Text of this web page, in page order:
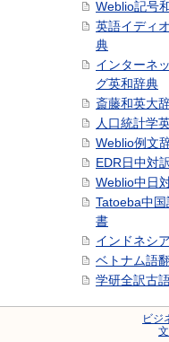
Weblio記号
英語イディ
典
インターネ
グ英和辞典
斎藤和英大
人口統計学
Weblio例文
EDR日中対
Weblio中日
Tatoeba中
書
インドネシ
ベトナム語
学研全訳古
ビジ